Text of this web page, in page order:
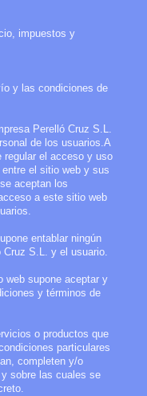
impuestos y
y las condiciones de
Perelló Cruz S.L.
de los usuarios.A
regular el acceso y uso
el sitio web y sus
aceptan los
a este sitio web
entablar ningún
Cruz S.L. y el usuario.
web supone aceptar y
y términos de
o productos que
particulares
completen y/o
sobre las cuales se